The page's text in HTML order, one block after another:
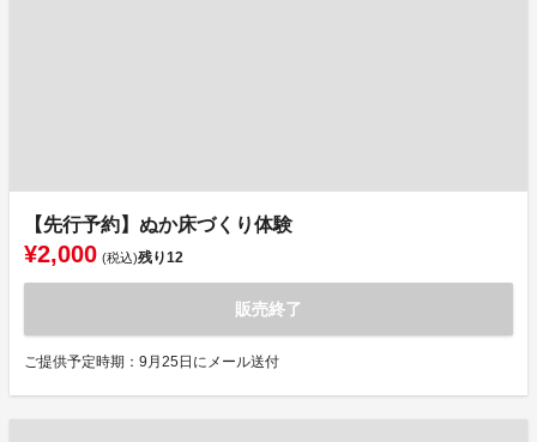
【先行予約】ぬか床づくり体験
¥2,000 (税込)残り12
販売終了
ご提供予定時期：9月25日にメール送付